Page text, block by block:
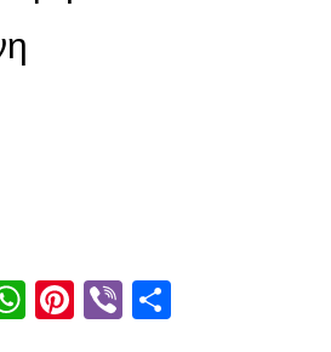
WhatsApp
Pinterest
Viber